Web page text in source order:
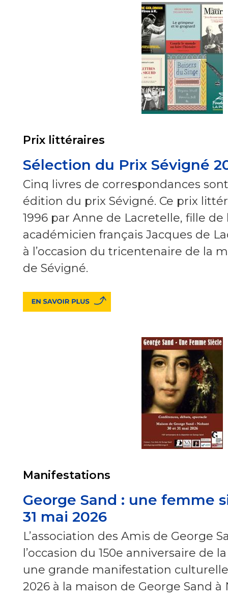
Prix littéraires
Sélection du Prix Sévigné
Cinq livres de correspondances
édition du prix Sévigné. Ce prix
1996 par Anne de Lacretelle, fille de
académicien français Jacques de
à l’occasion du tricentenaire de la
de Sévigné.
Manifestations
George Sand : une femme
31 mai 2026
L’association des Amis de George
l’occasion du 150e anniversaire de
une grande manifestation
2026 à la maison de George Sand à